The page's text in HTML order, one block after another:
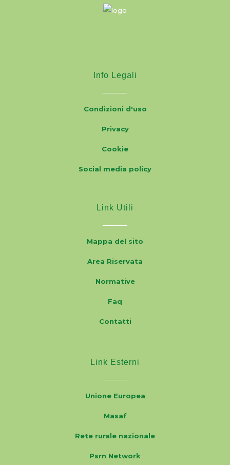
Info Legali
Condizioni d'uso
Privacy
Cookie
Social media policy
Link Utili
Mappa del sito
Area Riservata
Normative
Faq
Contatti
Link Esterni
Unione Europea
Masaf
Rete rurale nazionale
Psrn Network